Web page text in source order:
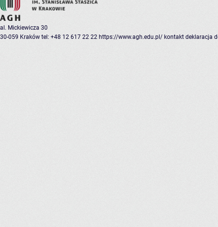
al. Mickiewicza 30
30-059 Kraków tel: +48 12 617 22 22 https://www.agh.edu.pl/ kontakt deklaracja